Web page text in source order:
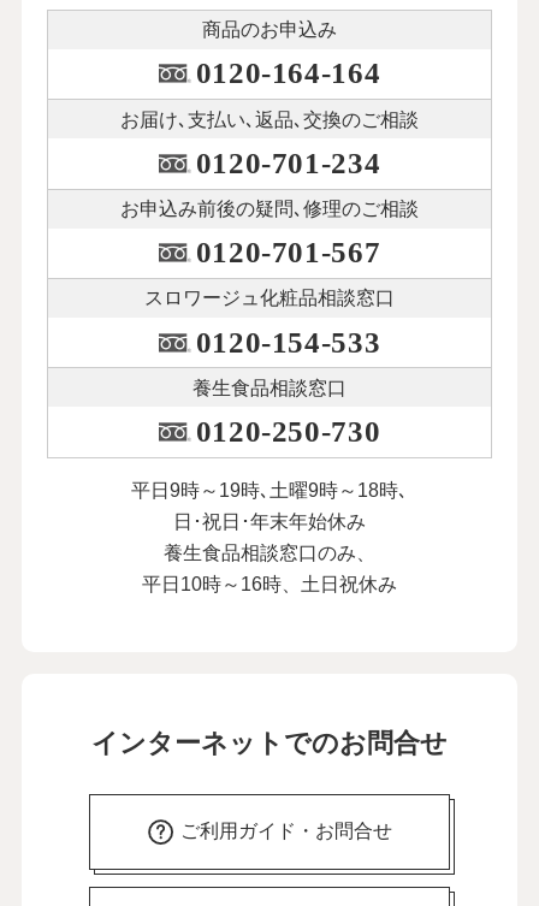
商品のお申込み
0120-164-164
お届け､支払い､ 返品､交換のご相談
0120-701-234
お申込み前後の疑問､修理のご相談
0120-701-567
スロワージュ化粧品相談窓口
0120-154-533
養生食品相談窓口
0120-250-730
平日9時～19時､土曜9時～18時､
日･祝日･年末年始休み
養生食品相談窓口のみ、
平日10時～16時、土日祝休み
インターネットでのお問合せ
ご利用ガイド・お問合せ